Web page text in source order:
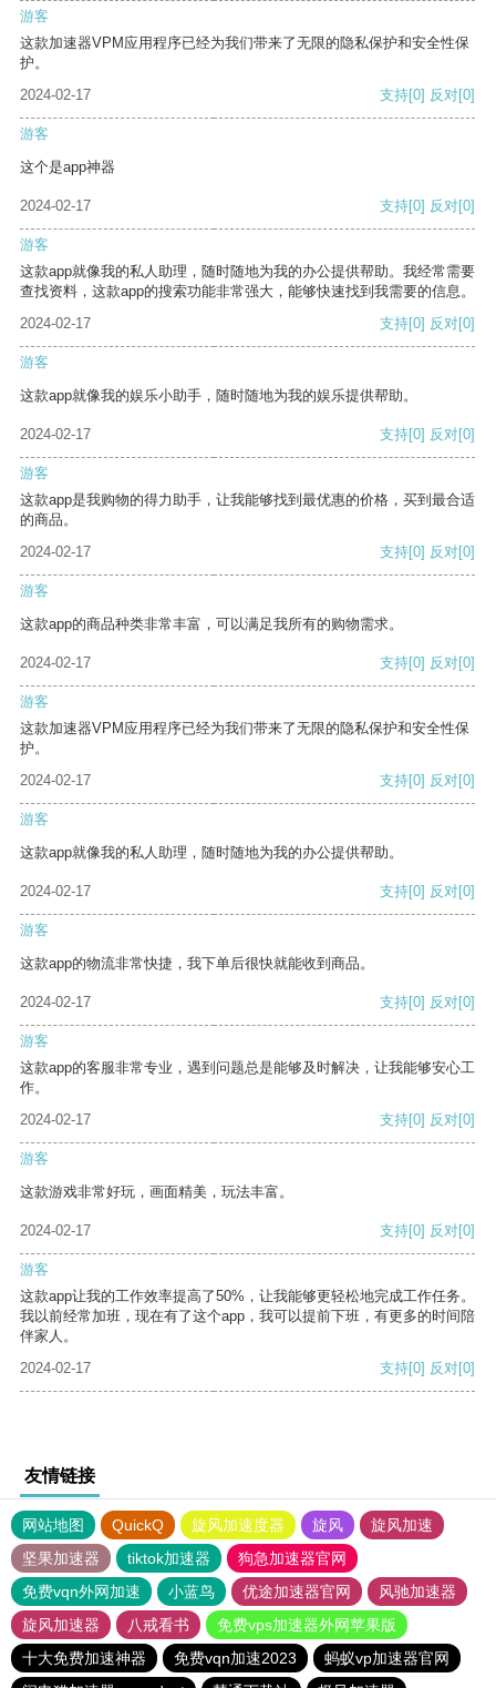
游客
这款加速器VPM应用程序已经为我们带来了无限的隐私保护和安全性保
护。
2024-02-17
支持[0] 反对[0]
游客
这个是app神器
2024-02-17 支持[0] 反对[0]
游客
这款app就像我的私人助理，随时随地为我的办公提供帮助。我经常需要
查找资料，这款app的搜索功能非常强大，能够快速找到我需要的信息。
2024-02-17
支持[0] 反对[0]
游客
这款app就像我的娱乐小助手，随时随地为我的娱乐提供帮助。
2024-02-17 支持[0] 反对[0]
游客
这款app是我购物的得力助手，让我能够找到最优惠的价格，买到最合适
的商品。
2024-02-17
支持[0] 反对[0]
游客
这款app的商品种类非常丰富，可以满足我所有的购物需求。
2024-02-17 支持[0] 反对[0]
游客
这款加速器VPM应用程序已经为我们带来了无限的隐私保护和安全性保
护。
2024-02-17
支持[0] 反对[0]
游客
这款app就像我的私人助理，随时随地为我的办公提供帮助。
2024-02-17 支持[0] 反对[0]
游客
这款app的物流非常快捷，我下单后很快就能收到商品。
2024-02-17 支持[0] 反对[0]
游客
这款app的客服非常专业，遇到问题总是能够及时解决，让我能够安心工
作。
2024-02-17
支持[0] 反对[0]
游客
这款游戏非常好玩，画面精美，玩法丰富。
2024-02-17 支持[0] 反对[0]
游客
这款app让我的工作效率提高了50%，让我能够更轻松地完成工作任务。
我以前经常加班，现在有了这个app，我可以提前下班，有更多的时间陪
伴家人。
2024-02-17
支持[0] 反对[0]
友情链接
网站地图 QuickQ 旋风加速度器 旋风
旋风加速
坚果加速器
tiktok加速器
狗急加速器官网
免费vqn外网加速
小蓝鸟 优途加速器官网
风驰加速器
旋风加速器
八戒看书
免费vps加速器外网苹果版
十大免费加速神器
免费vqn加速2023
蚂蚁vp加速器官网